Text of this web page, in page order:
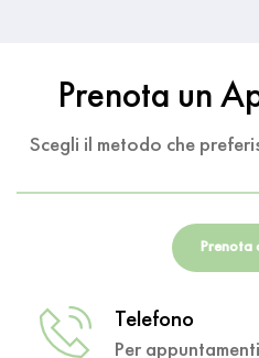
Prenota un
Scegli il metodo che
Prenota
Telefono
Per